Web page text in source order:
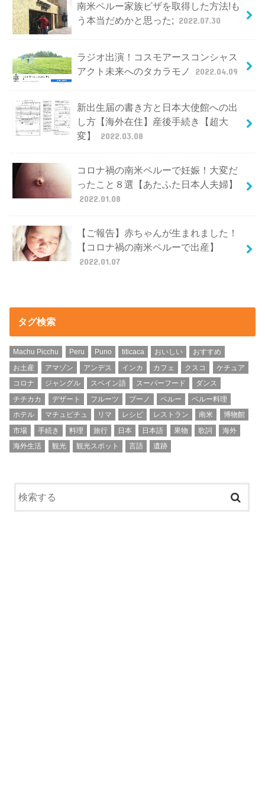
南米ペルー家族ビザを取得した方法!も
う本当だめかと思った; 2022.07.30
ラジオ出演！コスモアースコンシャス
アクト未来へのタカラモノ
2022.04.09
新出生届の書き方と日本大使館への出
し方【海外在住】産後手続き【超大
変】
2022.03.08
コロナ禍の南米ペルーで妊娠！大変だ
ったこと８選【あたふた日本人夫婦】
2022.01.08
【ご報告】赤ちゃんが生まれました！
【コロナ禍の南米ペルーで出産】
2022.01.07
タグ検索
Machu Picchu Peru Puno titicaca おいしい
おすすめ
お土産
アマゾン アンデス インカ カフェ クスコ
ケチュア
コロナ
ジャングル スペイン語 スーパーフード
ダンス
チチカカ
デザート フルーツ プーノ ペルー
ペルー料理
ホテル
マチュピチュ リマ レシピ レストラン 南米
博物館
市場
手続き 料理 旅行 日本 日本語 果物 歌詞
海外
海外生活
観光 観光スポット 言語 遺跡